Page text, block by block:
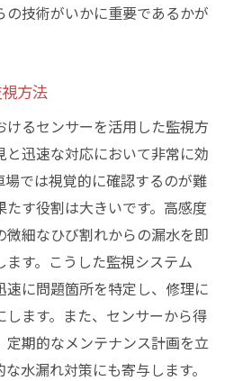
の技術がいかに重要であるかが
方法
るセンサーを活用した監視方
迅速な対応において非常に効
では視覚的に確認するのが難
たす役割は大きいです。高感度
細なひび割れからの漏水を即
す。こうした監視システム
に問題箇所を特定し、修理に
ます。また、センサーから得
定期的なメンテナンス計画を立
水漏れ対策にも寄与します。